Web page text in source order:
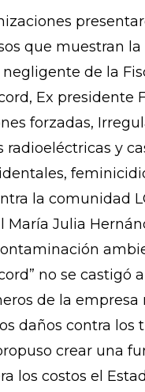
que muestran
de la
Ex presidente
forzadas,
radioeléctricas y
la comunidad
María Julia
no se castigó
de la empresa
daños contra los
crear una
los costos el